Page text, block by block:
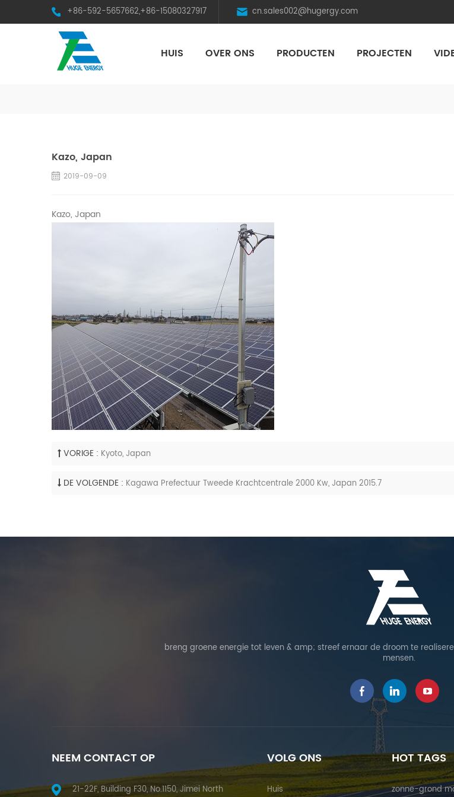
+86-592-5657662,+86-15080327917 cn.sales002@hugergy.com
HUIS OVER ONS PRODUCTEN PROJECTEN
Kazo, Japan
2019-09-09
Kazo, Japan
VORIGE : Kyoto, Japan
DE VOLGENDE : Kagawa Prefectuur Tweede Krachtcentrale 2000 Kw, Japan 2015.7
breng groene energie tot leven & amp; streef ernaar de droom te
mensen.
NEEM CONTACT OP
21-22F, Building F30, No.1150, Jimei North
VOLG ONS
Huis
HOT TAGS
zonne-grond